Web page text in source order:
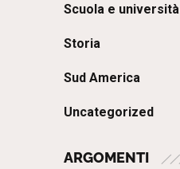
Scuola e università
Storia
Sud America
Uncategorized
ARGOMENTI